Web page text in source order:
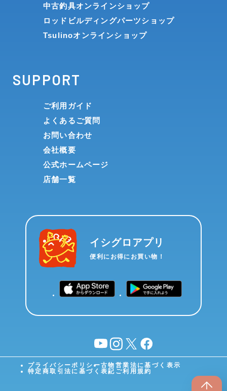
中古釣具オンラインショップ
ロッドビルディングパーツショップ
Tsulinoオンラインショップ
SUPPORT
ご利用ガイド
よくあるご質問
お問い合わせ
会社概要
公式ホームページ
店舗一覧
イシグロアプリ
便利にお得にお買い物！
YouTubeinstagram
X facebook
プライバシーポリシー古物営業法に基づく表示
特定商取引法に基づく表記 ご利用規約